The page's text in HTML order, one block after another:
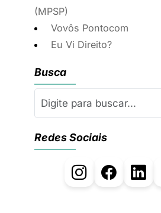
(MPSP)
Vovôs Pontocom
Eu Vi Direito?
Busca
Redes Sociais